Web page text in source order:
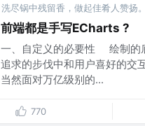
前端都是手写ECharts ?
一、自定义的必要性 绘制的
追求的步伐中和用户喜好的交
当然面对万亿级别的...
770